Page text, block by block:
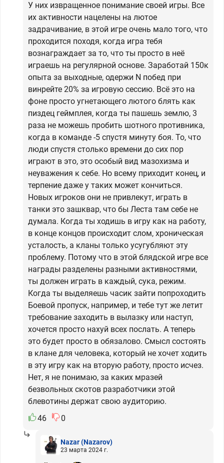
У них извращенное понимание своей игры. Все
их активности нацелены на лютое
задрачивание, в этой игре очень мало того, что
проходится походя, когда игра тебя
вознаграждает за то, что ты просто в неё
играешь на регулярной основе. Заработай 150к
опыта за выходные, одержи N побед при
винрейте 20% за игровую сессию. Всё это на
фоне просто угнетающего лютого блять как
пиздец геймплея, когда ты пашешь землю, 3
раза не можешь пробить шотного противника,
когда в команде -5 спустя минуту боя. То, что
люди спустя столько времени до сих пор
играют в это, это особый вид мазохизма и
неуважения к себе. Но всему приходит конец, и
терпение даже у таких может кончиться.
Новых игроков они не привлекут, играть в
танки это зашквар, что бы Леста там себе не
думала. Когда ты ходишь в игру как на работу,
в конце концов происходит слом, хроническая
усталость, а кланы только усугубляют эту
проблему. Потому что в этой блядской игре все
награды разделены разными активностями,
ты должен играть в каждый, сука, режим.
Когда ты выделяешь часик зайти попроходить
Боевой пропуск, например, и тебе тут же летит
требование заходить в вылазку или наступ,
хочется просто нахуй всех послать. А теперь
это будет просто в обязалово. Смысл состоять
в клане для человека, который не хочет ходить
в эту игру как на вторую работу, просто исчез.
Нет, я не понимаю, за каких мразей
безвольных скотов разработчики этой
блевотины держат свою аудиторию.
46
0
Nazar(Nazarov)
23 марта 2024 г.